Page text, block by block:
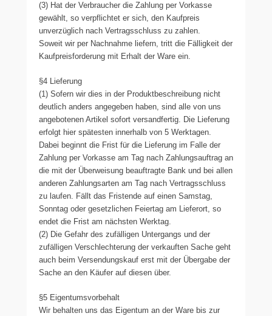
(3) Hat der Verbraucher die Zahlung per Vorkasse
gewählt, so verpflichtet er sich, den Kaufpreis
unverzüglich nach Vertragsschluss zu zahlen.
Soweit wir per Nachnahme liefern, tritt die Fälligkeit der
Kaufpreisforderung mit Erhalt der Ware ein.
§4 Lieferung
(1) Sofern wir dies in der Produktbeschreibung nicht
deutlich anders angegeben haben, sind alle von uns
angebotenen Artikel sofort versandfertig. Die Lieferung
erfolgt hier spätesten innerhalb von 5 Werktagen.
Dabei beginnt die Frist für die Lieferung im Falle der
Zahlung per Vorkasse am Tag nach Zahlungsauftrag an
die mit der Überweisung beauftragte Bank und bei allen
anderen Zahlungsarten am Tag nach Vertragsschluss
zu laufen. Fällt das Fristende auf einen Samstag,
Sonntag oder gesetzlichen Feiertag am Lieferort, so
endet die Frist am nächsten Werktag.
(2) Die Gefahr des zufälligen Untergangs und der
zufälligen Verschlechterung der verkauften Sache geht
auch beim Versendungskauf erst mit der Übergabe der
Sache an den Käufer auf diesen über.
§5 Eigentumsvorbehalt
Wir behalten uns das Eigentum an der Ware bis zur